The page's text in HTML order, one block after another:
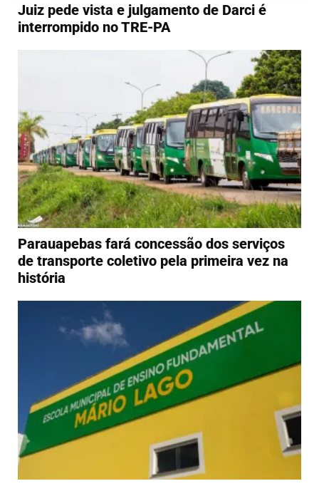
Juiz pede vista e julgamento de Darci é
interrompido no TRE-PA
Parauapebas fará concessão dos serviços
de transporte coletivo pela primeira vez na
história